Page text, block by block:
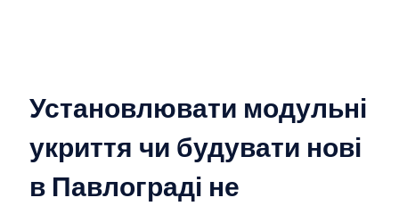
Установлювати модульні
укриття чи будувати нові
в Павлограді не